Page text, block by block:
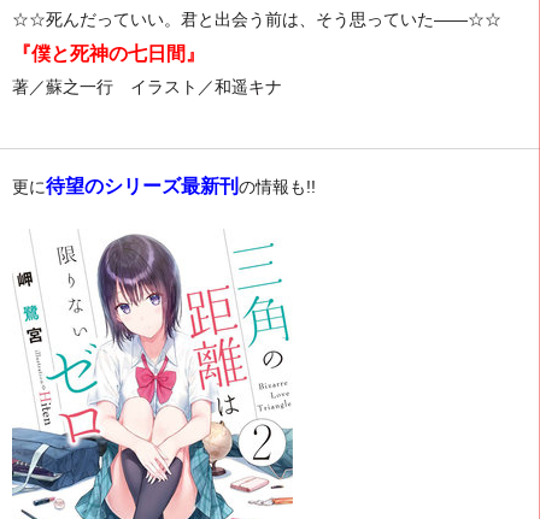
☆☆死んだっていい。君と出会う前は、そう思っていた――☆☆
『僕と死神の七日間』
著／蘇之一行 イラスト／和遥キナ
更に待望のシリーズ最新刊 の情報も!!